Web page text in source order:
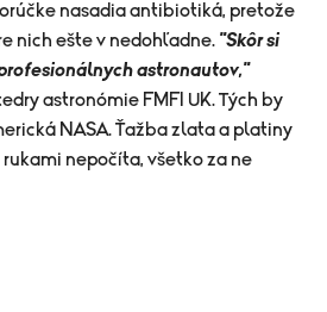
nasadia antibiotiká, pretože
nich ešte v nedohľadne. "Skôr si
astronautov,"
astronómie FMFI UK. Tých by
NASA. Ťažba zlata a platiny
nepočíta, všetko za ne